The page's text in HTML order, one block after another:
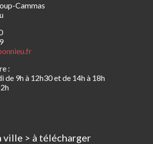
Cammas
:
de 9h à 12h30 et de 14h à 18h
ville > à télécharger